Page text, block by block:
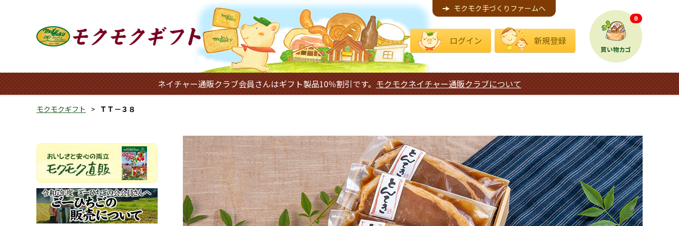
モクモク手づくりファームへ
ログイン 新規登録
買い物カゴ
0
ネイチャー通販クラブ会員さんはギフト製品10％割引です。 モクモクネイチャー通販クラブについて
モクモクギフト ＴＴ－３８